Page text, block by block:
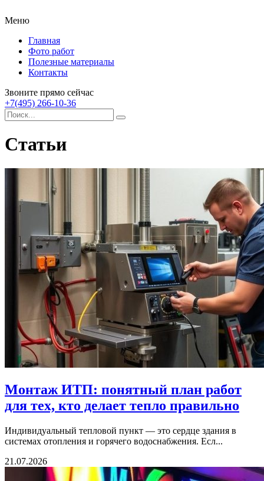
Меню
Главная
Фото работ
Полезные материалы
Контакты
Звоните прямо сейчас
+7(495) 266-10-36
Статьи
Монтаж ИТП: понятный план работ
для тех, кто делает тепло правильно
Индивидуальный тепловой пункт — это сердце здания в
системах отопления и горячего водоснабжения. Есл...
21.07.2026